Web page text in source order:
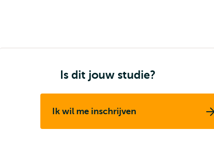
Is dit jouw studie?
Ik wil me inschrijven